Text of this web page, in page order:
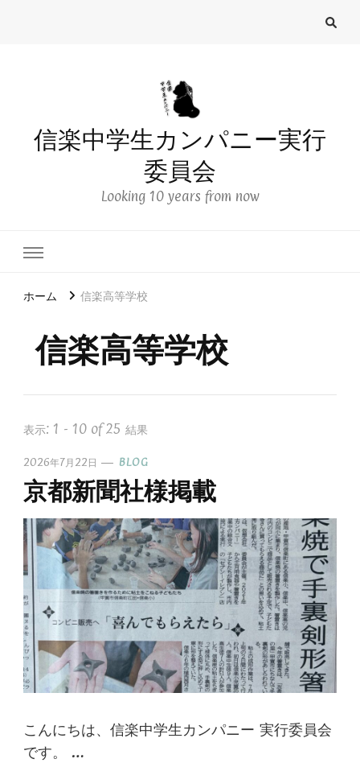
信楽中学生カンパニー実行
委員会
Looking 10 years from now
ホーム 信楽高等学校
信楽高等学校
表示: 1 - 10 of 25 結果
2026年7月22日 BLOG
京都新聞社様掲載
こんにちは、信楽中学生カンパニー 実行委員会
です。 …